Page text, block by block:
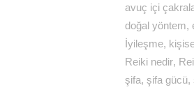
avuç içi
doğal yöntem,
İyileşme,
Reiki nedir,
şifa, şifa gücü,